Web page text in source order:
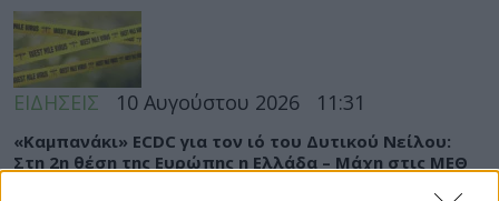
ΕΙΔΗΣΕΙΣ 10 Αυγούστου 2026 11:31
«Καμπανάκι» ECDC για τον ιό του Δυτικού Νείλου:
Στη 2η θέση της Ευρώπης η Ελλάδα – Μάχη στις ΜΕΘ